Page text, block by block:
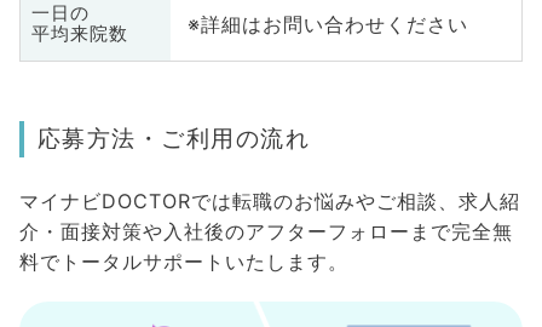
一日の
平均来院数
※詳細はお問い合わせください
応募方法・ご利用の流れ
マイナビDOCTORでは転職のお悩みやご相談、求人紹
介・面接対策や入社後のアフターフォローまで完全無
料でトータルサポートいたします。